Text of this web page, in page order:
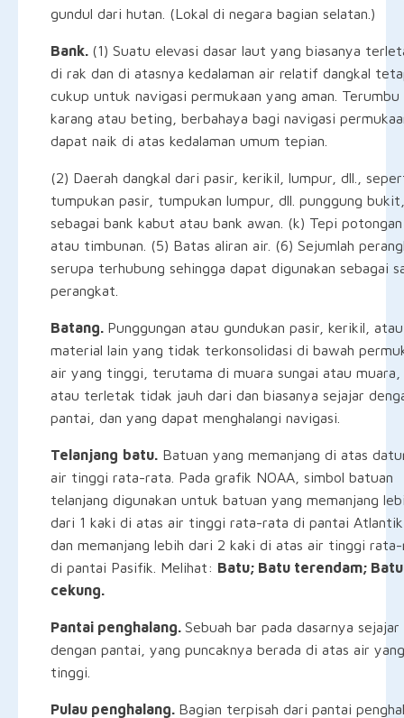
gundul dari hutan. (Lokal di negara bagian selatan.)
Bank. (1) Suatu elevasi dasar laut yang biasanya
di rak dan di atasnya kedalaman air relatif dangkal
cukup untuk navigasi permukaan yang aman. Terumbu
karang atau beting, berbahaya bagi navigasi
dapat naik di atas kedalaman umum tepian.
(2) Daerah dangkal dari pasir, kerikil, lumpur, dll.,
tumpukan pasir, tumpukan lumpur, dll. punggung bukit,
sebagai bank kabut atau bank awan. (k) Tepi potongan
atau timbunan. (5) Batas aliran air. (6) Sejumlah
serupa terhubung sehingga dapat digunakan sebagai
perangkat.
Batang. Punggungan atau gundukan pasir, kerikil, atau
material lain yang tidak terkonsolidasi di bawah
air yang tinggi, terutama di muara sungai atau muara,
atau terletak tidak jauh dari dan biasanya sejajar
pantai, dan yang dapat menghalangi navigasi.
Telanjang batu. Batuan yang memanjang di atas
air tinggi rata-rata. Pada grafik NOAA, simbol batuan
telanjang digunakan untuk batuan yang memanjang
dari 1 kaki di atas air tinggi rata-rata di pantai
dan memanjang lebih dari 2 kaki di atas air tinggi
di pantai Pasifik. Melihat: Batu; Batu terendam; Batu
cekung.
Pantai penghalang. Sebuah bar pada dasarnya sejajar
dengan pantai, yang puncaknya berada di atas air yang
tinggi.
Pulau penghalang. Bagian terpisah dari pantai